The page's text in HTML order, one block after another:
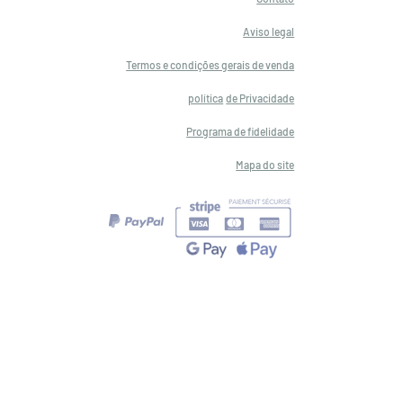
Aviso legal
Termos e condições gerais de venda
política de Privacidade
Programa de fidelidade
Mapa do site